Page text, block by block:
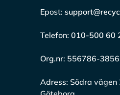
Epost:
Telefon: 010-500 60
Org.nr: 556786-3856
Adress: Södra vägen